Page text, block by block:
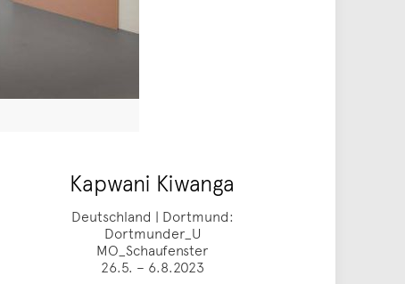
Kapwani Kiwanga
Deutschland | Dortmund:
Dortmunder_U
MO_Schaufenster
26.5. – 6.8.2023